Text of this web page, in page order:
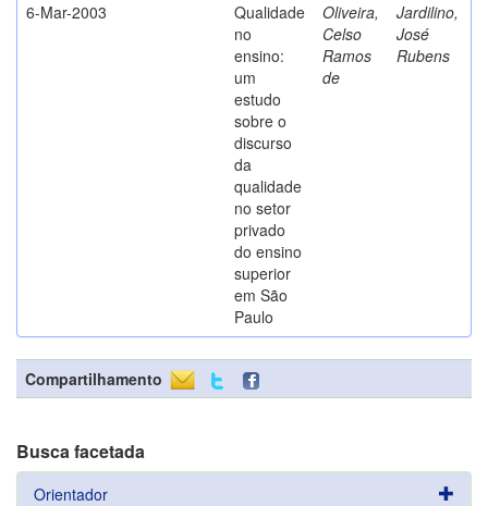
6-Mar-2003
Qualidade
no
ensino:
um
estudo
sobre o
discurso
da
qualidade
no setor
privado
do ensino
superior
em São
Paulo
Oliveira,
Celso
Ramos
de
Jardilino,
José
Rubens
Compartilhamento
Busca facetada
Orientador